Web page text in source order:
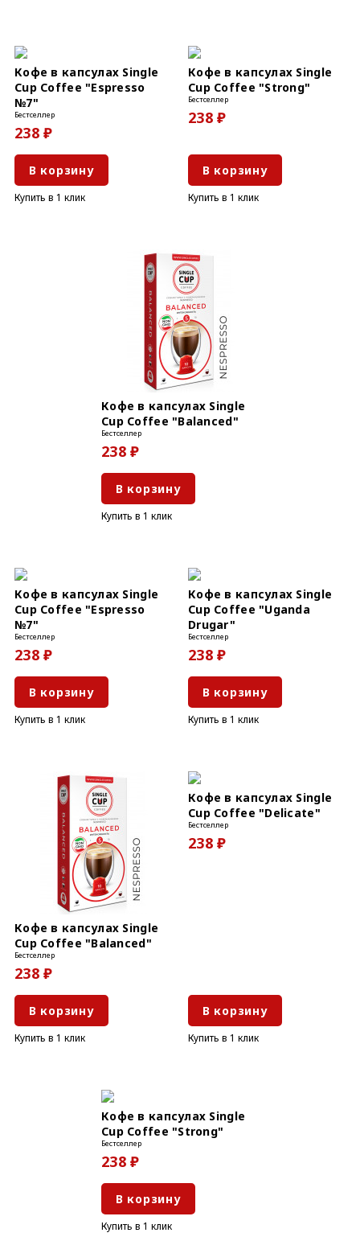
Кофе в капсулах Single
Cup Coffee "Espresso
№7"
Бестселлер
238 ₽
В корзину
Купить в 1 клик
Кофе в капсулах Single
Cup Coffee "Strong"
Бестселлер
238 ₽
В корзину
Купить в 1 клик
Кофе в капсулах Single
Cup Coffee "Balanced"
Бестселлер
238 ₽
В корзину
Купить в 1 клик
Кофе в капсулах Single
Cup Coffee "Espresso
№7"
Бестселлер
238 ₽
В корзину
Купить в 1 клик
Кофе в капсулах Single
Cup Coffee "Uganda
Drugar"
Бестселлер
238 ₽
В корзину
Купить в 1 клик
Кофе в капсулах Single
Cup Coffee "Balanced"
Бестселлер
238 ₽
В корзину
Купить в 1 клик
Кофе в капсулах Single
Cup Coffee "Delicate"
Бестселлер
238 ₽
В корзину
Купить в 1 клик
Кофе в капсулах Single
Cup Coffee "Strong"
Бестселлер
238 ₽
В корзину
Купить в 1 клик